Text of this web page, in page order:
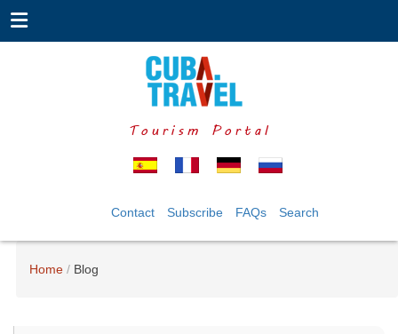
Tourism Portal
Contact Subscribe FAQs Search
Home Blog